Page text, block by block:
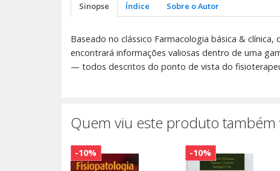
Sinopse Índice Sobre o Autor
Baseado no clássico Farmacologia básica &
encontrará informações valiosas dentro de uma
— todos descritos do ponto de vista do
Quem viu este produto também
-10% -10%